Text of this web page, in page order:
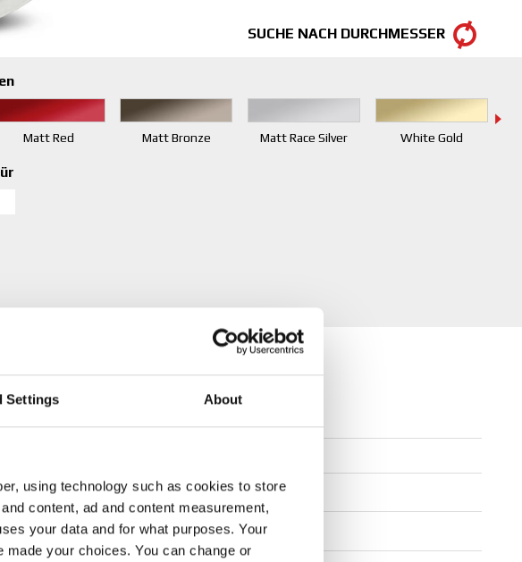
Settings About
using technology such as cookies to store
content, ad and content measurement,
your data and for what purposes. Your
your choices. You can change or
SUCHE NACH DURCHMESSER
Matt Red Matt Bronze Matt Race Silver White Gold
TABELLE ANZEIGEN
Farbe